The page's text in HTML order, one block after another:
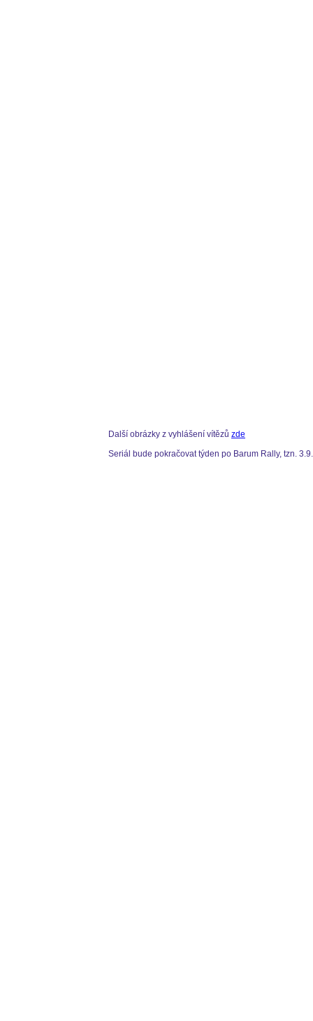
Další obrázky z vyhlášení vítězů zde
Seriál bude pokračovat týden po Barum Rally, tzn.